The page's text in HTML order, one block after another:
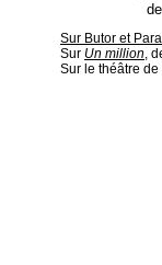
Sur Butor et
Sur Un million,
Sur le théâtre de